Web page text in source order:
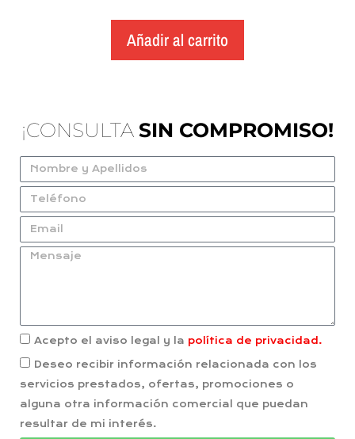
Añadir al carrito
¡CONSULTA SIN COMPROMISO!
Acepto el aviso legal y la política de privacidad.
Deseo recibir información relacionada con los
servicios prestados, ofertas, promociones o
alguna otra información comercial que puedan
resultar de mi interés.